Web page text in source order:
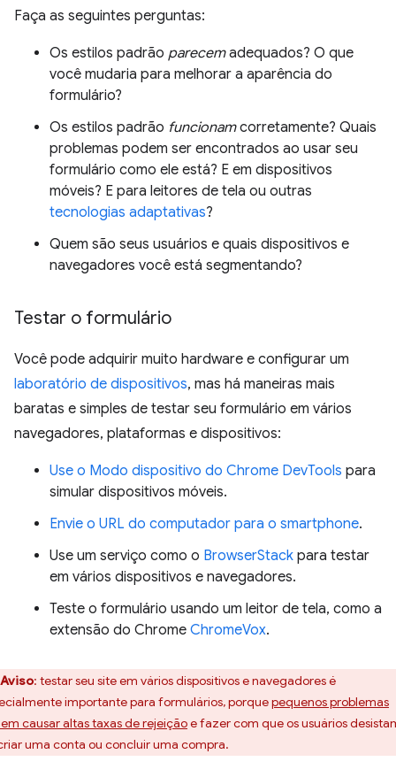
Faça as seguintes perguntas:
Os estilos padrão parecemadequados? O que
você mudaria para melhorar a aparência do
formulário?
Os estilos padrão funcionamcorretamente? Quais
problemas podem ser encontrados ao usar seu
formulário como ele está? E em dispositivos
móveis? E para leitores de tela ou outras
tecnologias adaptativas?
Quem são seus usuários e quais dispositivos e
navegadores você está segmentando?
Testar o formulário
Você pode adquirir muito hardware e configurar um
laboratório de dispositivos, mas há maneiras mais
baratas e simples de testar seu formulário em vários
navegadores, plataformas e dispositivos:
Use o Modo dispositivo do Chrome DevTools para
simular dispositivos móveis.
Envie o URL do computador para o smartphone.
Use um serviço como o BrowserStack para testar
em vários dispositivos e navegadores.
Teste o formulário usando um leitor de tela, como a
extensão do Chrome ChromeVox.
Aviso: testar seu site em vários dispositivos e navegadores é
importante para formulários, porquepequenos problemas
causar altas taxas de rejeiçãoe fazer com que os usuários
uma conta ou concluir uma compra.